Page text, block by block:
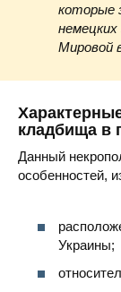
которые
Мировой
кладбища в
Данный
особенностей,
Украины;